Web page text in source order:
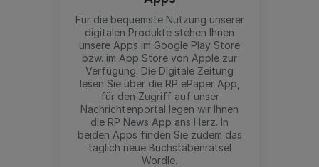
Für die bequemste Nutzung unserer
digitalen Produkte stehen Ihnen
unsere Apps im Google Play Store
bzw. im App Store von Apple zur
Verfügung. Die Digitale Zeitung
lesen Sie über die RP ePaper App,
für den Zugriff auf unser
Nachrichtenportal legen wir Ihnen
die RP News App ans Herz. In
beiden Apps finden Sie zudem das
täglich neue Buchstabenrätsel
Wordle.